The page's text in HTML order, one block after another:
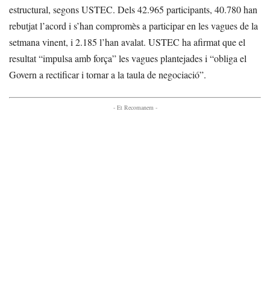
estructural, segons USTEC. Dels 42.965 participants, 40.780 han
rebutjat l’acord i s’han compromès a participar en les vagues de la
setmana vinent, i 2.185 l’han avalat. USTEC ha afirmat que el
resultat “impulsa amb força” les vagues plantejades i “obliga el
Govern a rectificar i tornar a la taula de negociació”.
- Et Recomanem -